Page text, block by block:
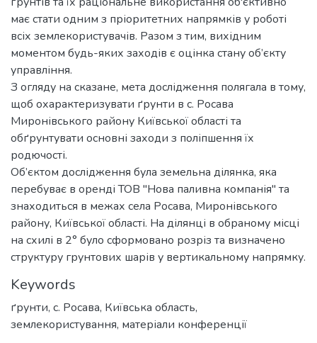
має стати одним з пріоритетних напрямків у роботі
всіх землекористувачів. Разом з тим, вихідним
моментом будь-яких заходів є оцінка стану об’єкту
управління.
З огляду на сказане, мета дослідження полягала в тому,
щоб охарактеризувати ґрунти в с. Росава
Миронівського району Київської області та
обґрунтувати основні заходи з поліпшення їх
родючості.
Об’єктом дослідження була земельна ділянка, яка
перебуває в оренді ТОВ "Нова паливна компанія" та
знаходиться в межах села Росава, Миронівського
району, Київської області. На ділянці в обраному місці
на схилі в 2° було сформовано розріз та визначено
структуру грунтових шарів у вертикальному напрямку.
Keywords
ґрунти, с. Росава, Київська область,
землекористування, матеріали конференції